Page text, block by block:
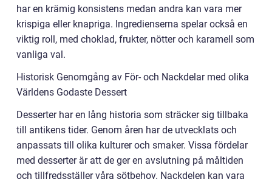
har en krämig konsistens medan andra kan vara mer
krispiga eller knapriga. Ingredienserna spelar också en
viktig roll, med choklad, frukter, nötter och karamell som
vanliga val.
Historisk Genomgång av För- och Nackdelar med olika
Världens Godaste Dessert
Desserter har en lång historia som sträcker sig tillbaka
till antikens tider. Genom åren har de utvecklats och
anpassats till olika kulturer och smaker. Vissa fördelar
med desserter är att de ger en avslutning på måltiden
och tillfredsställer våra sötbehov. Nackdelen kan vara